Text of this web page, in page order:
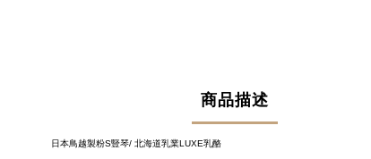
商品描述
日本鳥越製粉S豎琴/ 北海道乳業LUXE乳酪